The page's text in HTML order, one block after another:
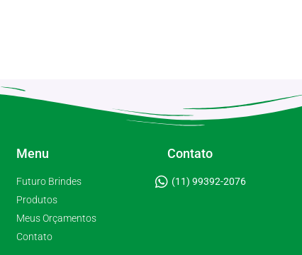
Menu
Futuro Brindes
Produtos
Meus Orçamentos
Contato
Contato
(11) 99392-2076